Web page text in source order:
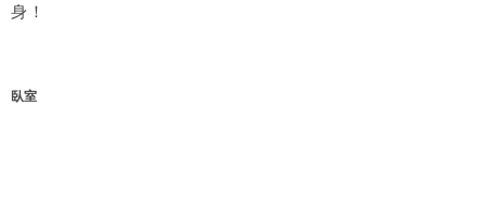
身！
臥室